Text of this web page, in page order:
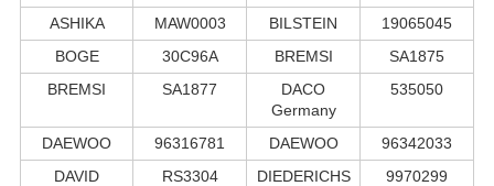
ASHIKA MAW0003 BILSTEIN
19065045
BOGE
30C96A BREMSI
SA1875
BREMSI
SA1877
DACO
Germany
535050
DAEWOO 96316781 DAEWOO
96342033
DAVID
RS3304 DIEDERICHS 9970299